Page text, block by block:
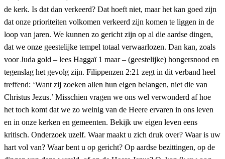
de kerk. Is dat dan verkeerd? Dat hoeft niet, maar het kan goed zijn
dat onze prioriteiten volkomen verkeerd zijn komen te liggen in de
loop van jaren. We kunnen zo gericht zijn op al die aardse dingen,
dat we onze geestelijke tempel totaal verwaarlozen. Dan kan, zoals
voor Juda gold – lees Haggaï 1 maar – (geestelijke) hongersnood en
tegenslag het gevolg zijn. Filippenzen 2:21 zegt in dit verband heel
treffend: ‘Want zij zoeken allen hun eigen belangen, niet die van
Christus Jezus.’ Misschien vragen we ons wel verwonderd af hoe
het toch komt dat we zo weinig van de Heere ervaren in ons leven
en in onze kerken en gemeenten. Bekijk uw eigen leven eens
kritisch. Onderzoek uzelf. Waar maakt u zich druk over? Waar is uw
hart vol van? Waar bent u op gericht? Op aardse bezittingen, op de